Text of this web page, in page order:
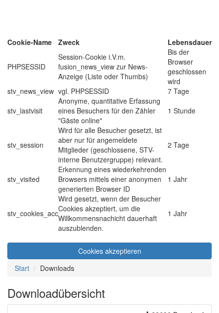
Cookie-Name Zweck Lebensdauer
PHPSESSID
Session-Cookie i.V.m.
fusion_news_view zur News-
Anzeige (Liste oder Thumbs)
Bis der
Browser
geschlossen
wird
stv_news_view vgl. PHPSESSID
7 Tage
stv_lastvisit
Anonyme, quantitative Erfassung
eines Besuchers für den Zähler
"Gäste online"
1 Stunde
stv_session
Wird für alle Besucher gesetzt, ist
aber nur für angemeldete
Mitglieder (geschlossene, STV-
interne Benutzergruppe) relevant.
2 Tage
stv_visited
Erkennung eines wiederkehrenden
Browsers mittels einer anonymen
generierten Browser ID
1 Jahr
stv_cookies_acc
Wird gesetzt, wenn der Besucher
Cookies akzeptiert, um die
Willkommensnachicht dauerhaft
auszublenden.
1 Jahr
Cookies akzeptieren
Start
Downloads
Downloadübersicht